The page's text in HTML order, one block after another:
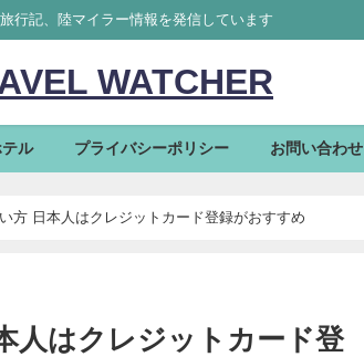
行記、陸マイラー情報を発信しています
WATCHER
ル プライバシーポリシー お問い合わせ
方 日本人はクレジットカード登録がおすすめ
人はクレジットカード登